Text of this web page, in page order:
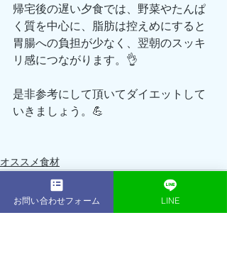
帰宅後の遅い夕食では、野菜やたんぱ
く質を中心に、脂肪は控えめにすると
胃腸への負担が少なく、翌朝のスッキ
リ感につながります。👌
是非参考にして頂いてダイエットして
いきましょう。💪
オススメ食材
お問い合わせフォーム LINE